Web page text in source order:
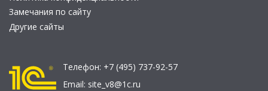
Замечания по сайту
Другие сайты
Телефон: +7 (495) 737-92-57
Email: site_v8@1c.ru